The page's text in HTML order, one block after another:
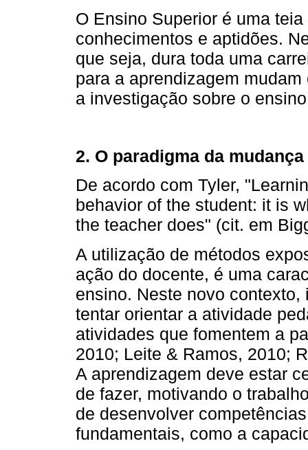
O Ensino Superior é uma
conhecimentos e aptidões.
que seja, dura toda uma
para a aprendizagem
a investigação sobre o
2. O paradigma da mudança
De acordo com Tyler,
behavior of the student: it is
the teacher does" (cit. em
A utilização de métodos
ação do docente, é uma
ensino. Neste novo
tentar orientar a atividade
atividades que fomentem a
2010; Leite & Ramos, 2010;
A aprendizagem deve estar
de fazer, motivando o
de desenvolver
fundamentais, como a